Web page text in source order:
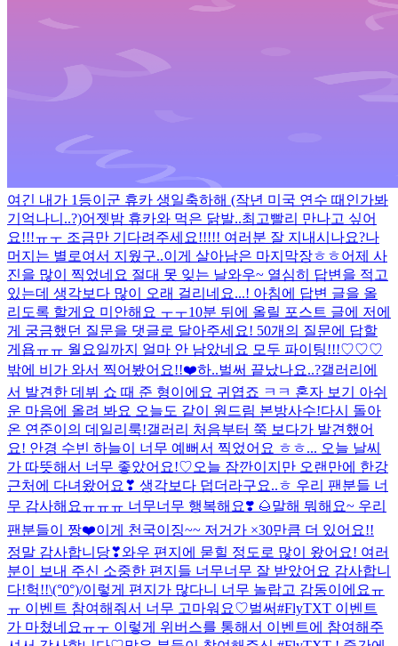
여긴 내가 1등이군 휴카 생일축하해 (작년 미국 연수 때인가봐
기억나니..?)어젯밤 휴카와 먹은 닭발..최고빨리 만나고 싶어
요!!!ㅠㅜ 조금만 기다려주세요!!!!! 여러분 잘 지내시나요?나
머지는 별로여서 지웠구..이게 살아남은 마지막장ㅎㅎ어제 사
진을 많이 찍었네요 절대 못 잊는 날와우~ 열심히 답변을 적고
있는데 생각보다 많이 오래 걸리네요...! 아침에 답변 글을 올
리도록 할게요 미안해요 ㅜㅜ10분 뒤에 올릴 포스트 글에 저에
게 궁금했던 질문을 댓글로 달아주세요! 50개의 질문에 답할
게욥ㅠㅠ 월요일까지 얼마 안 남았네요 모두 파이팅!!!♡♡♡
밖에 비가 와서 찍어봤어요!!❤️하..벌써 끝났나요..?갤러리에
서 발견한 데뷔 쇼 때 준 형이에요 귀엽죠 ㅋㅋ 혼자 보기 아쉬
운 마음에 올려 봐요 오늘도 같이 원드림 본방사수!다시 돌아
온 연준이의 데일리룩!갤러리 처음부터 쭉 보다가 발견했어
요! 안경 수빈 하늘이 너무 예뻐서 찍었어요 ㅎㅎ... 오늘 날씨
가 따뜻해서 너무 좋았어요!♡오늘 잠깐이지만 오랜만에 한강
근처에 다녀왔어요❣ 생각보다 덥더라구요..ㅎ 우리 팬분들 너
무 감사해요ㅠㅠㅠ 너무너무 행복해요❣️ 🌰말해 뭐해요~ 우리
팬분들이 짱❤️이게 천국이징~~ 저거가 ×30만큼 더 있어요!!
정말 감사합니당❣와우 편지에 묻힐 정도로 많이 왔어요! 여러
분이 보내 주신 소중한 편지들 너무너무 잘 받았어요 감사합니
다!헉!!\(°0°)/이렇게 편지가 많다니 너무 놀랍고 감동이에요ㅠ
ㅠ 이벤트 참여해줘서 너무 고마워요♡벌써#FlyTXT 이벤트
가 마쳤네요ㅠㅜ 이렇게 위버스를 통해서 이벤트에 참여해주